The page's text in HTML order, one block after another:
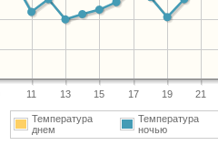
11 13 15 17 19 21
Температура
днем
Температура
ночью